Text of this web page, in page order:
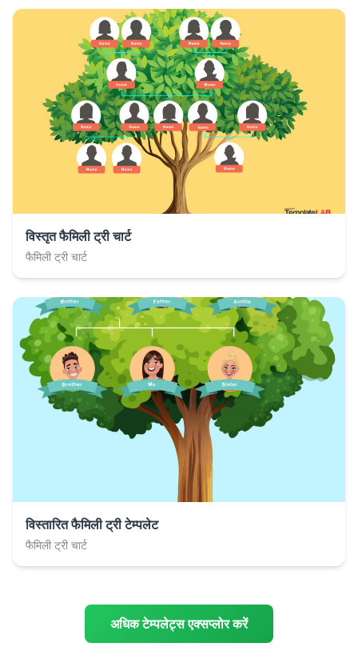
विस्तृत फैमिली ट्री चार्ट
फैमिली ट्री चार्ट
विस्तारित फैमिली ट्री टेम्पलेट
फैमिली ट्री चार्ट
अधिक टेम्पलेट्स एक्सप्लोर करें